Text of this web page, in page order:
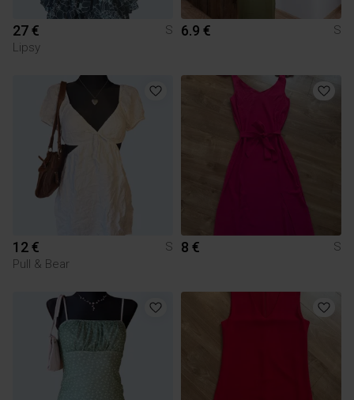
27 €
S
Lipsy
6.9 € S
12 €
S
Pull & Bear
8 € S